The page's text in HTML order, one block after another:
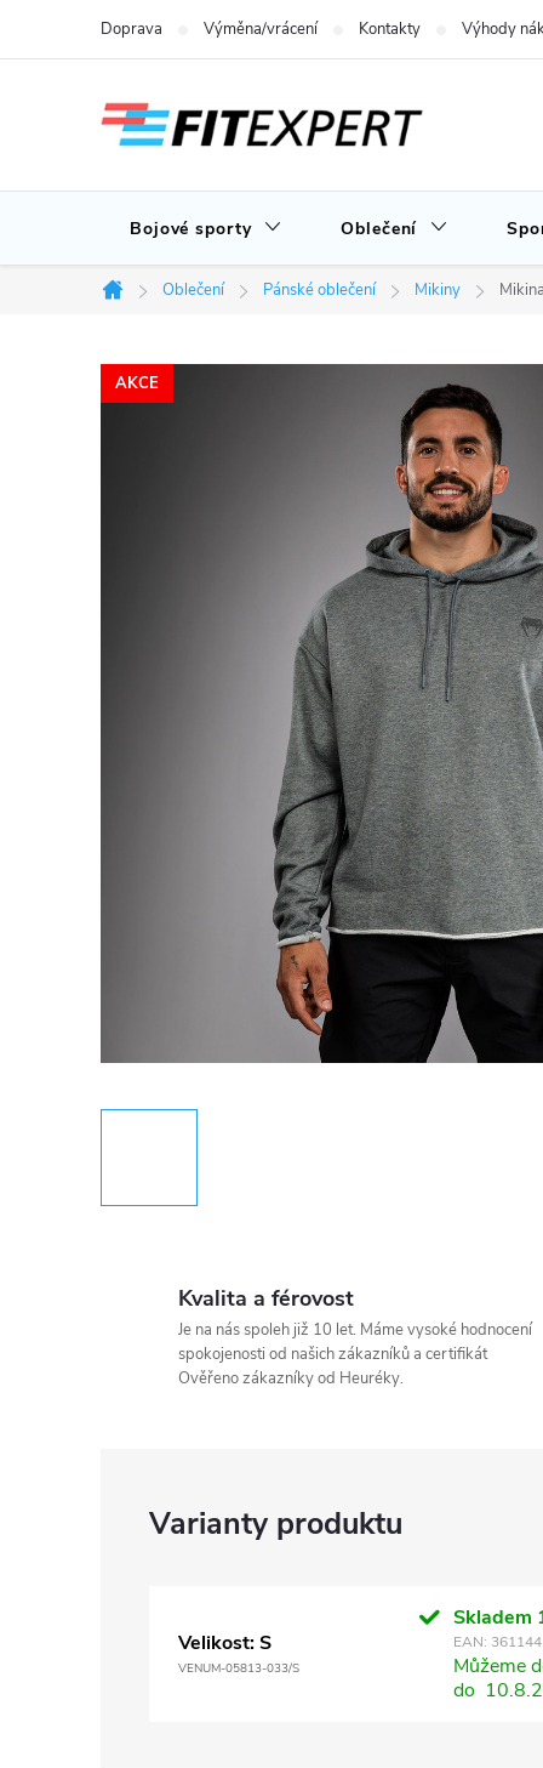
Doprava Výměna/vrácení Kontakty Výhody
Bojové sporty Oblečení
Domů
Oblečení Pánské oblečení Mikiny
AKCE
Kvalita a férovost
Je na nás spoleh již 10 let. Máme vysoké hodnocení
spokojenosti od našich zákazníků a certifikát
Ověřeno zákazníky od Heuréky.
Velikost: S
VENUM-05813-033/S
Skladem
EAN:
Můžeme
do